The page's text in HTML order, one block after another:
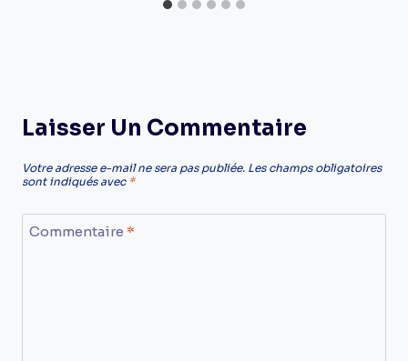
Laisser Un Commentaire
Votre adresse e-mail ne sera pas publiée. Les champs obligatoires
sont indiqués avec *
Commentaire *